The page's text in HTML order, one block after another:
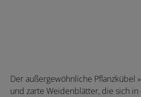
Der außergewöhnliche Pflanzkübel
und zarte Weidenblätter, die sich